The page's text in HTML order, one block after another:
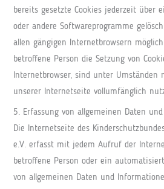
bereits gesetzte Cookies jederzeit über
oder andere Softwareprogramme
allen gängigen Internetbrowsern
betroffene Person die Setzung von
Internetbrowser, sind unter Umständen
unserer Internetseite vollumfänglich
5. Erfassung von allgemeinen Daten
Die Internetseite des
e.V. erfasst mit jedem Aufruf der
betroffene Person oder ein
von allgemeinen Daten und